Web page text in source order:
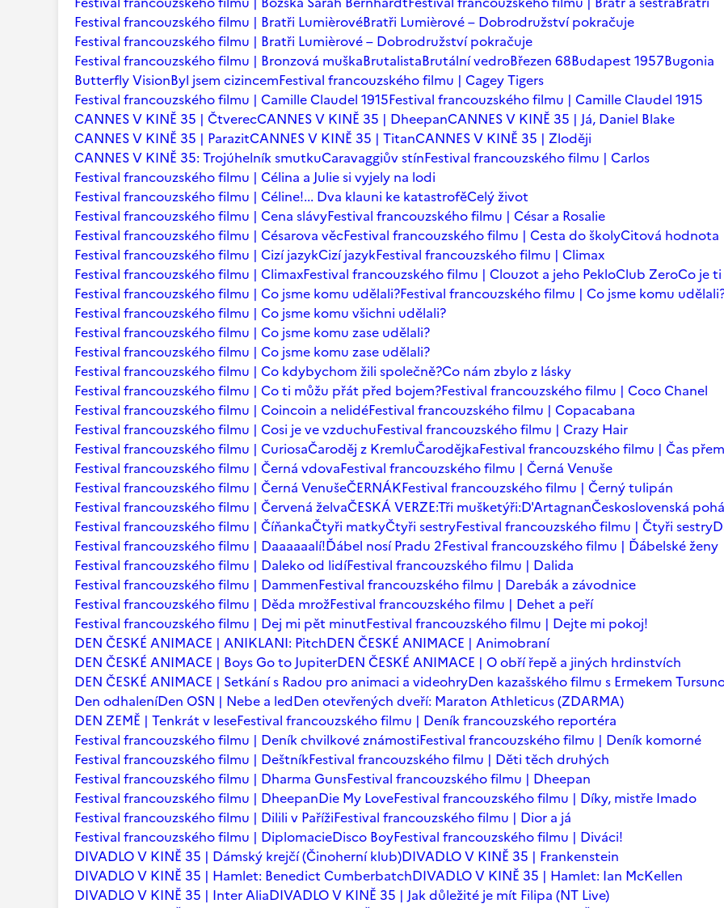
Festival francouzského filmu | Bratři LumièrovéBratři Lumièrové – Dobrodružství pokračuje
Festival francouzského filmu | Bratři Lumièrové – Dobrodružství pokračuje
Festival francouzského filmu | Bronzová muškaBrutalistaBrutální vedroBřezen 68Budapest 1957Bugonia
Butterfly VisionByl jsem cizincemFestival francouzského filmu | Cagey Tigers
Festival francouzského filmu | Camille Claudel 1915Festival francouzského filmu | Camille Claudel 1915
CANNES V KINĚ 35 | ČtverecCANNES V KINĚ 35 | DheepanCANNES V KINĚ 35 | Já, Daniel Blake
CANNES V KINĚ 35 | ParazitCANNES V KINĚ 35 | TitanCANNES V KINĚ 35 | Zloději
CANNES V KINĚ 35: Trojúhelník smutkuCaravaggiův stínFestival francouzského filmu | Carlos
Festival francouzského filmu | Célina a Julie si vyjely na lodi
Festival francouzského filmu | Céline!... Dva klauni ke katastrofěCelý život
Festival francouzského filmu | Cena slávyFestival francouzského filmu | César a Rosalie
Festival francouzského filmu | Césarova věcFestival francouzského filmu | Cesta do školyCitová hodnota
Festival francouzského filmu | Cizí jazykCizí jazykFestival francouzského filmu | Climax
Festival francouzského filmu | ClimaxFestival francouzského filmu | Clouzot a jeho PekloClub ZeroCo je
Festival francouzského filmu | Co jsme komu udělali?Festival francouzského filmu | Co jsme komu
Festival francouzského filmu | Co jsme komu všichni udělali?
Festival francouzského filmu | Co jsme komu zase udělali?
Festival francouzského filmu | Co jsme komu zase udělali?
Festival francouzského filmu | Co kdybychom žili společně?Co nám zbylo z lásky
Festival francouzského filmu | Co ti můžu přát před bojem?Festival francouzského filmu | Coco Chanel
Festival francouzského filmu | Coincoin a nelidéFestival francouzského filmu | Copacabana
Festival francouzského filmu | Cosi je ve vzduchuFestival francouzského filmu | Crazy Hair
Festival francouzského filmu | CuriosaČaroděj z KremluČarodějkaFestival francouzského filmu | Čas
Festival francouzského filmu | Černá vdovaFestival francouzského filmu | Černá Venuše
Festival francouzského filmu | Černá VenušeČERNÁKFestival francouzského filmu | Černý tulipán
Festival francouzského filmu | Červená želvaČESKÁ VERZE:Tři mušketýři:D'ArtagnanČeskoslovenská
Festival francouzského filmu | ČíňankaČtyři matkyČtyři sestryFestival francouzského filmu | Čtyři sestry
Festival francouzského filmu | Daaaaaalí!Ďábel nosí Pradu 2Festival francouzského filmu | Ďábelské ženy
Festival francouzského filmu | Daleko od lidíFestival francouzského filmu | Dalida
Festival francouzského filmu | DammenFestival francouzského filmu | Darebák a závodnice
Festival francouzského filmu | Děda mrožFestival francouzského filmu | Dehet a peří
Festival francouzského filmu | Dej mi pět minutFestival francouzského filmu | Dejte mi pokoj!
DEN ČESKÉ ANIMACE | ANIKLANI: PitchDEN ČESKÉ ANIMACE | Animobraní
DEN ČESKÉ ANIMACE | Boys Go to JupiterDEN ČESKÉ ANIMACE | O obří řepě a jiných hrdinstvích
DEN ČESKÉ ANIMACE | Setkání s Radou pro animaci a videohryDen kazašského filmu s Ermekem
Den odhaleníDen OSN | Nebe a ledDen otevřených dveří: Maraton Athleticus (ZDARMA)
DEN ZEMĚ | Tenkrát v leseFestival francouzského filmu | Deník francouzského reportéra
Festival francouzského filmu | Deník chvilkové známostiFestival francouzského filmu | Deník komorné
Festival francouzského filmu | DeštníkFestival francouzského filmu | Děti těch druhých
Festival francouzského filmu | Dharma GunsFestival francouzského filmu | Dheepan
Festival francouzského filmu | DheepanDie My LoveFestival francouzského filmu | Díky, mistře Imado
Festival francouzského filmu | Dilili v PařížiFestival francouzského filmu | Dior a já
Festival francouzského filmu | DiplomacieDisco BoyFestival francouzského filmu | Diváci!
DIVADLO V KINĚ 35 | Dámský krejčí (Činoherní klub)DIVADLO V KINĚ 35 | Frankenstein
DIVADLO V KINĚ 35 | Hamlet: Benedict CumberbatchDIVADLO V KINĚ 35 | Hamlet: Ian McKellen
DIVADLO V KINĚ 35 | Inter AliaDIVADLO V KINĚ 35 | Jak důležité je mít Filipa (NT Live)